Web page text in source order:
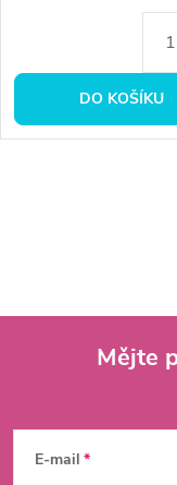
DO KOŠÍKU
Mějte
E-mail